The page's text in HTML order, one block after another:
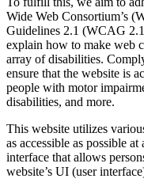
Wide Web Consortium’s
Guidelines 2.1 (WCAG
explain how to make web
array of disabilities.
ensure that the website is
people with motor
disabilities, and more.
This website utilizes
as accessible as possible
interface that allows
website’s UI (user